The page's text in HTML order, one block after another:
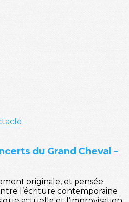
du Grand Cheval –
originale, et pensée
l’écriture contemporaine
actuelle et l’improvisation